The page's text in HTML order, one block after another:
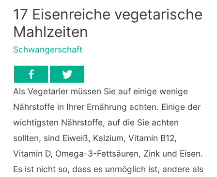
17 Eisenreiche vegetarische
Mahlzeiten
Schwangerschaft
Als Vegetarier müssen Sie auf einige wenige
Nährstoffe in Ihrer Ernährung achten. Einige der
wichtigsten Nährstoffe, auf die Sie achten
sollten, sind Eiweiß, Kalzium, Vitamin B12,
Vitamin D, Omega-3-Fettsäuren, Zink und Eisen.
Es ist nicht so, dass es unmöglich ist, andere als